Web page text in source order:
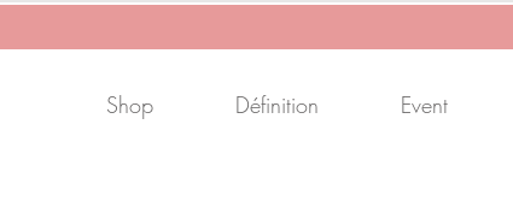
Shop Définition Event